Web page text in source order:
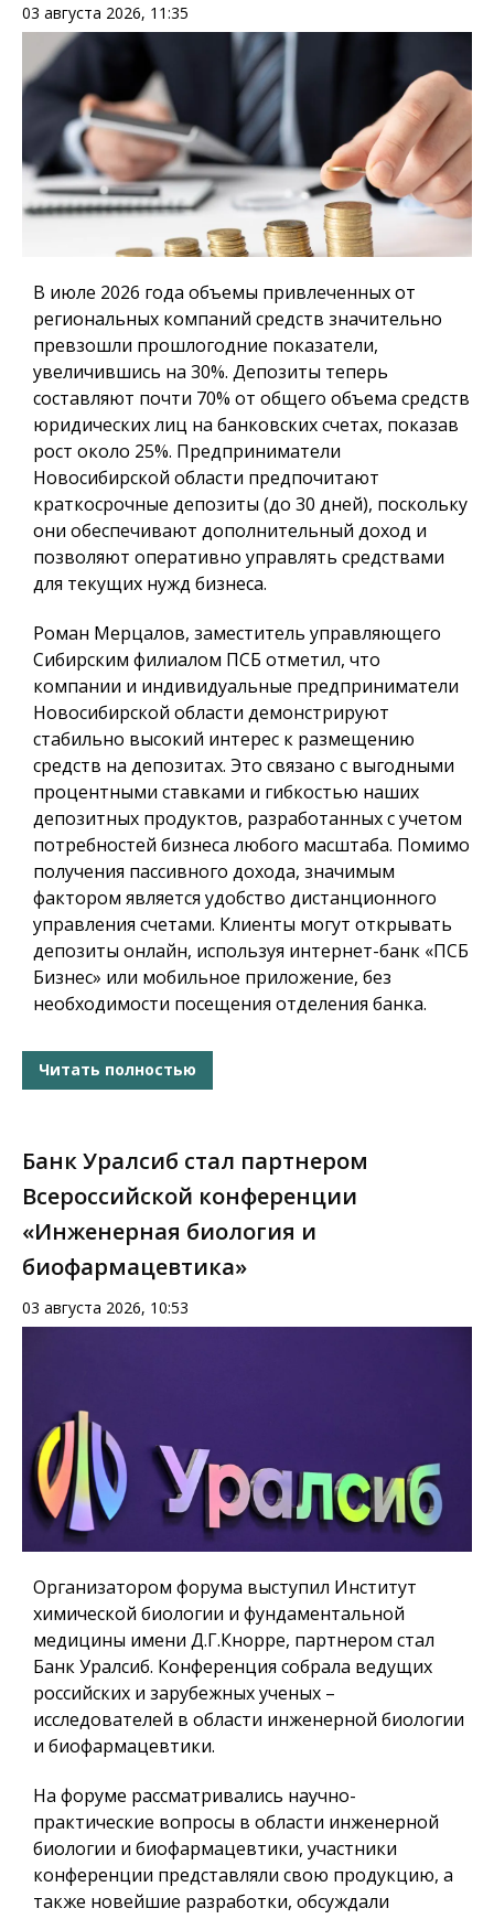
03 августа 2026, 11:35
В июле 2026 года объемы привлеченных от
региональных компаний средств значительно
превзошли прошлогодние показатели,
увеличившись на 30%. Депозиты теперь
составляют почти 70% от общего объема средств
юридических лиц на банковских счетах, показав
рост около 25%. Предприниматели
Новосибирской области предпочитают
краткосрочные депозиты (до 30 дней), поскольку
они обеспечивают дополнительный доход и
позволяют оперативно управлять средствами
для текущих нужд бизнеса.
Роман Мерцалов, заместитель управляющего
Сибирским филиалом ПСБ отметил, что
компании и индивидуальные предприниматели
Новосибирской области демонстрируют
стабильно высокий интерес к размещению
средств на депозитах. Это связано с выгодными
процентными ставками и гибкостью наших
депозитных продуктов, разработанных с учетом
потребностей бизнеса любого масштаба. Помимо
получения пассивного дохода, значимым
фактором является удобство дистанционного
управления счетами. Клиенты могут открывать
депозиты онлайн, используя интернет-банк «ПСБ
Бизнес» или мобильное приложение, без
необходимости посещения отделения банка.
Читать полностью
Банк Уралсиб стал партнером
Всероссийской конференции
«Инженерная биология и
биофармацевтика»
03 августа 2026, 10:53
Организатором форума выступил Институт
химической биологии и фундаментальной
медицины имени Д.Г.Кнорре, партнером стал
Банк Уралсиб. Конференция собрала ведущих
российских и зарубежных ученых –
исследователей в области инженерной биологии
и биофармацевтики.
На форуме рассматривались научно-
практические вопросы в области инженерной
биологии и биофармацевтики, участники
конференции представляли свою продукцию, а
также новейшие разработки, обсуждали